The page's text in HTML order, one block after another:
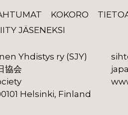
KOKORO
JÄSENEKSI
Yhdistys ry (SJY)
協会
Helsinki, Finland